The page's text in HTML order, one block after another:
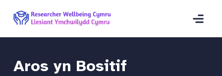
Aros yn Bositif